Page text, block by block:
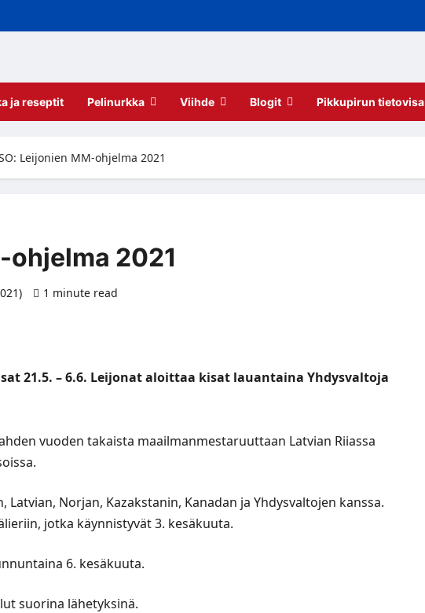
ja reseptit Pelinurkka Viihde Blogit Pikkupirun tietovisa
Leijonien MM-ohjelma 2021
ohjelma 2021
1 minute read
21.5. – 6.6. Leijonat aloittaa kisat lauantaina Yhdysvaltoja
vuoden takaista maailmanmestaruuttaan Latvian Riiassa
Latvian, Norjan, Kazakstanin, Kanadan ja Yhdysvaltojen kanssa.
jotka käynnistyvät 3. kesäkuuta.
6. kesäkuuta.
suorina lähetyksinä.